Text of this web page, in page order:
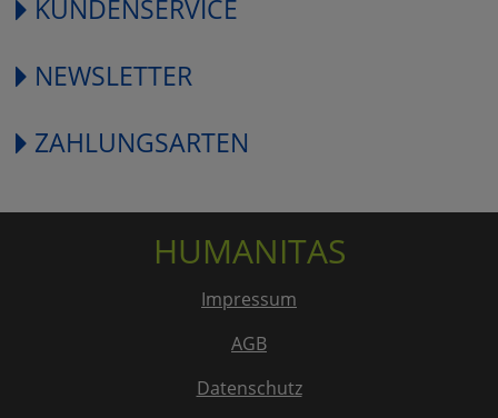
KUNDENSERVICE
NEWSLETTER
ZAHLUNGSARTEN
HUMANITAS
Impressum
AGB
Datenschutz